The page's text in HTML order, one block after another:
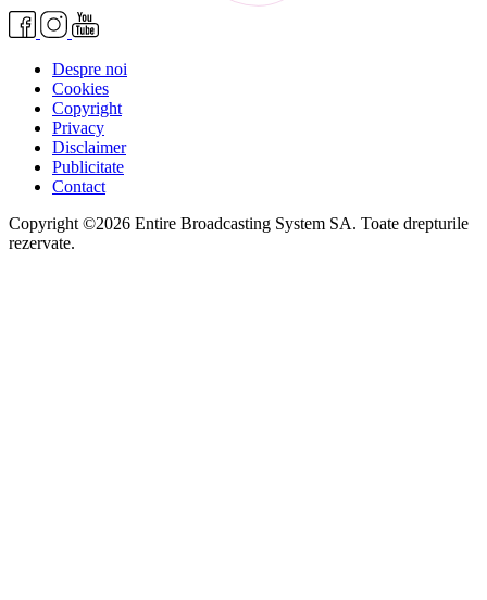
Despre noi
Cookies
Copyright
Privacy
Disclaimer
Publicitate
Contact
Copyright ©2026 Entire Broadcasting System SA. Toate drepturile
rezervate.